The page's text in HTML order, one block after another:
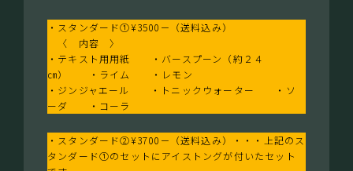
・スタンダード①¥3500－（送料込み）
〈 内容 〉
・テキスト用用紙 ・バースプーン（約２４
㎝） ・ライム ・レモン
・ジンジャエール ・トニックウォーター ・ソ
ーダ ・コーラ
・スタンダード②¥3700－（送料込み）・・・上記のス
タンダード①のセットにアイストングが付いたセット